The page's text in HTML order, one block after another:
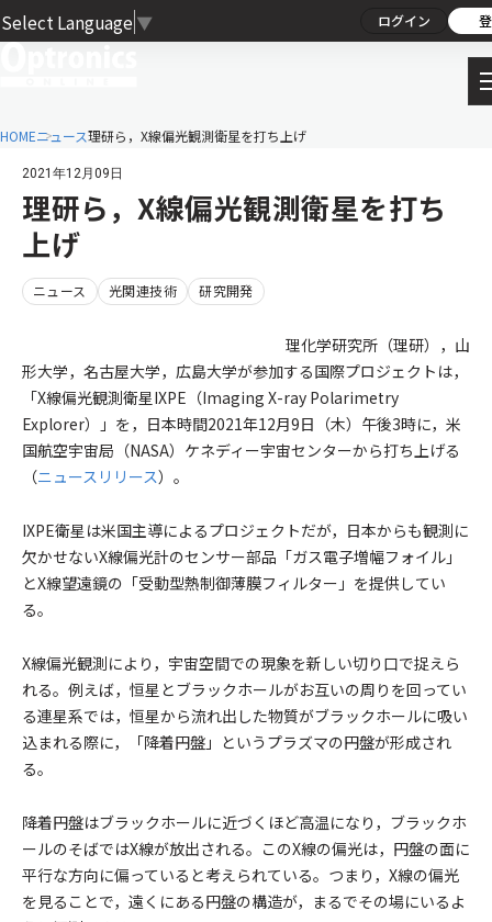
Select Language ▼ ログイン
HOMEニュース理研ら，X線偏光観測衛星を打ち上げ
2021年12月09日
理研ら，X線偏光観測衛星を打ち
上げ
ニュース 光関連技術 研究開発
理化学研究所（理研），山
形大学，名古屋大学，広島大学が参加する国際プロジェクトは，
「X線偏光観測衛星IXPE（Imaging X-ray Polarimetry
Explorer）」を，日本時間2021年12月9日（木）午後3時に，米
国航空宇宙局（NASA）ケネディー宇宙センターから打ち上げる
（ニュースリリース）。
IXPE衛星は米国主導によるプロジェクトだが，日本からも観測に
欠かせないX線偏光計のセンサー部品「ガス電子増幅フォイル」
とX線望遠鏡の「受動型熱制御薄膜フィルター」を提供してい
る。
X線偏光観測により，宇宙空間での現象を新しい切り口で捉えら
れる。例えば，恒星とブラックホールがお互いの周りを回ってい
る連星系では，恒星から流れ出した物質がブラックホールに吸い
込まれる際に，「降着円盤」というプラズマの円盤が形成され
る。
降着円盤はブラックホールに近づくほど高温になり，ブラックホ
ールのそばではX線が放出される。このX線の偏光は，円盤の面に
平行な方向に偏っていると考えられている。つまり，X線の偏光
を見ることで，遠くにある円盤の構造が，まるでその場にいるよ